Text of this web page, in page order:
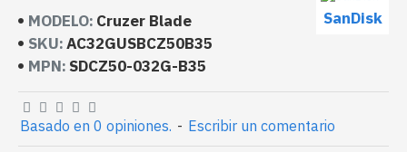
MODELO: Cruzer Blade
SKU:AC32GUSBCZ50B35
MPN: SDCZ50-032G-B35
SanDisk
Basado en 0 opiniones. - Escribir un comentario